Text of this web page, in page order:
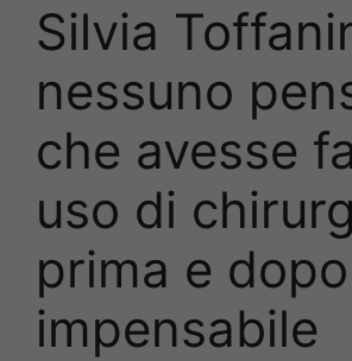
Silvia
nessuno
che avesse
uso di
prima e
impensabile